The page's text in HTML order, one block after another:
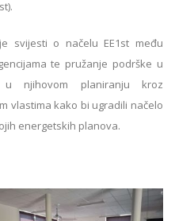
svijesti o načelu EE1st među
te pružanje podrške u
u njihovom planiranju kroz
vlastima kako bi ugradili načelo
energetskih planova.